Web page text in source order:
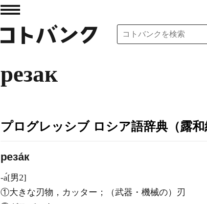
резак
プログレッシブ ロシア語辞典（露和
реза́к
-а́[男2]
①大きな刃物，カッター；（武器・機械の）刃